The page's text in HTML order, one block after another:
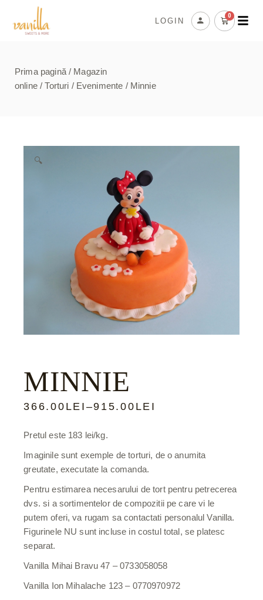
LOGIN
0
Prima pagină/ Magazin
online/Torturi / Evenimente / Minnie
🔍
MINNIE
366.00 LEI –915.00 LEI
Pretul este 183 lei/kg.
Imaginile sunt exemple de torturi, de o anumita
greutate, executate la comanda.
Pentru estimarea necesarului de tort pentru petrecerea
dvs. si a sortimentelor de compozitii pe care vi le
putem oferi, va rugam sa contactati personalul Vanilla.
Figurinele NU sunt incluse in costul total, se platesc
separat.
Vanilla Mihai Bravu 47 – 0733058058
Vanilla Ion Mihalache 123 – 0770970972